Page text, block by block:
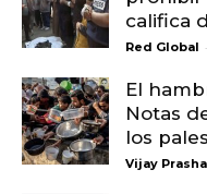
califica
Red Global -
El
Notas
los
Vijay